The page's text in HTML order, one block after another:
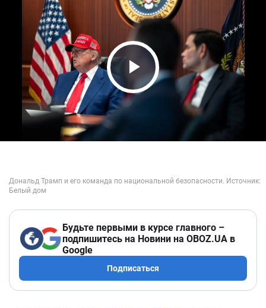
Play Video
Будьте первыми в курсе главного –
подпишитесь на Новини на OBOZ.UA в
Google
Подписаться